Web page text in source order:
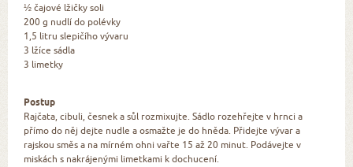
½ čajové lžičky soli
200 g nudlí do polévky
1,5 litru slepičího vývaru
3 lžíce sádla
3 limetky
Postup
Rajčata, cibuli, česnek a sůl rozmixujte. Sádlo rozehřejte v hrnci a
přímo do něj dejte nudle a osmažte je do hněda. Přidejte vývar a
rajskou směs a na mírném ohni vařte 15 až 20 minut. Podávejte v
miskách s nakrájenými limetkami k dochucení.